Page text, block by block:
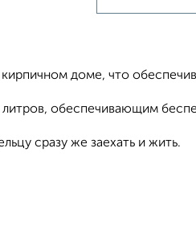
доме, что
обеспечивающим
сразу же заехать и жить.